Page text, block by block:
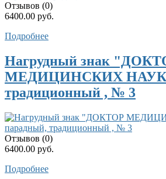
Отзывов (0)
6400.00 руб.
Подробнее
Нагрудный знак
МЕДИЦИНСКИХ НАУК"
традиционный , № 3
Отзывов (0)
6400.00 руб.
Подробнее